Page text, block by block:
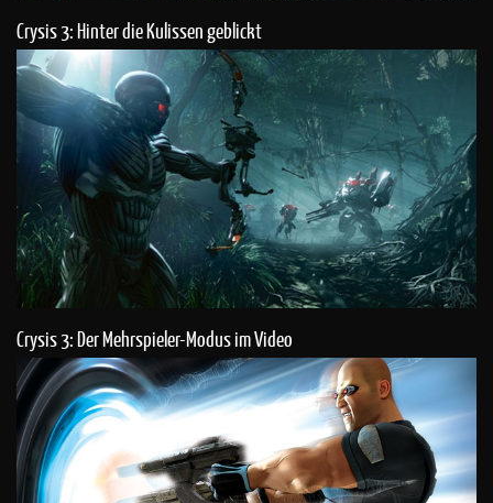
Crysis 3: Hinter die Kulissen geblickt
Crysis 3: Der Mehrspieler-Modus im Video